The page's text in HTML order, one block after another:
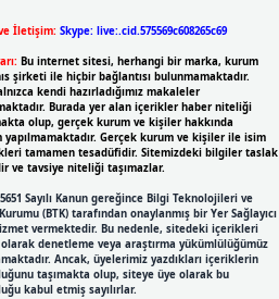
İletişim: Skype: live:.cid.575569c608265c69
Bu internet sitesi, herhangi bir marka, kurum
şirketi ile hiçbir bağlantısı bulunmamaktadır.
kendi hazırladığımız makaleler
Burada yer alan içerikler haber niteliği
olup, gerçek kurum ve kişiler hakkında
yapılmamaktadır. Gerçek kurum ve kişiler ile isim
tamamen tesadüfidir. Sitemizdeki bilgiler taslak
ve tavsiye niteliği taşımazlar.
Sayılı Kanun gereğince Bilgi Teknolojileri ve
(BTK) tarafından onaylanmış bir Yer Sağlayıcı
vermektedir. Bu nedenle, sitedeki içerikleri
denetleme veya araştırma yükümlülüğümüz
Ancak, üyelerimiz yazdıkları içeriklerin
taşımakta olup, siteye üye olarak bu
kabul etmiş sayılırlar.